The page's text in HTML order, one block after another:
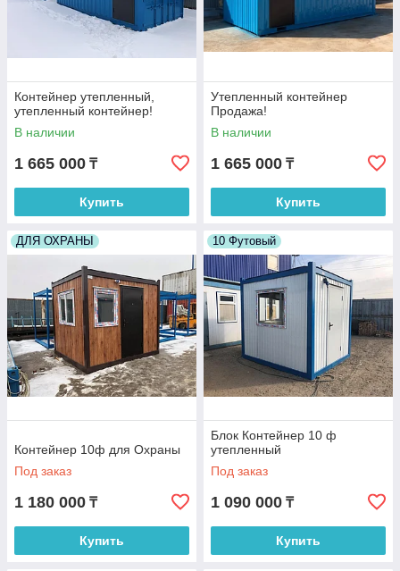
Контейнер утепленный,
утепленный контейнер!
В наличии
1 665 000 ₸
Купить
Утепленный контейнер
Продажа!
В наличии
1 665 000 ₸
Купить
ДЛЯ ОХРАНЫ
Контейнер 10ф для Охраны
Под заказ
1 180 000 ₸
Купить
10 Футовый
Блок Контейнер 10 ф
утепленный
Под заказ
1 090 000 ₸
Купить